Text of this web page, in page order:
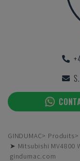
GINDUMAC Produits
➤ Mitsubishi MV4800
gindumac.com